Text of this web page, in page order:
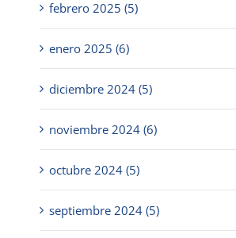
febrero 2025 (5)
enero 2025 (6)
diciembre 2024 (5)
noviembre 2024 (6)
octubre 2024 (5)
septiembre 2024 (5)